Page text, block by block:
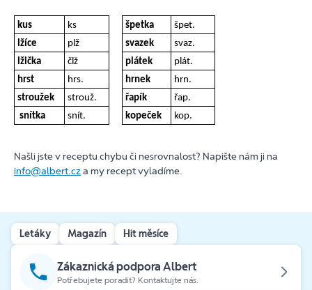
kus ks špetka
špet.
lžíce
plž svazek
svaz.
lžička
člž plátek
plát.
hrst
hrs. hrnek
hrn.
stroužek
strouž. řapík
řap.
snítka
snít. kopeček kop.
Našli jste v receptu chybu či nesrovnalost? Napište nám ji na
info@albert.cza my recept vyladíme.
Letáky Magazín Hit měsíce
Zákaznická podpora Albert
Potřebujete poradit? Kontaktujte nás.